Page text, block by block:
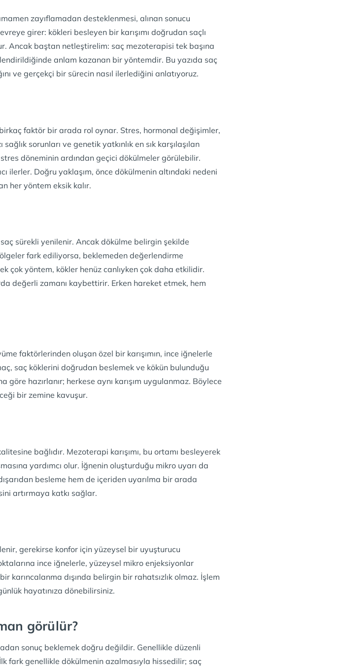
Alfa Lipoik Asit
Nad
Fat Burning Cocktail
Myers Kokteyl
zayıflamadan desteklenmesi, alınan sonucu
girer: kökleri besleyen bir karışımı doğrudan saçlı
Ancak baştan netleştirelim: saç mezoterapisi tek başına
anlam kazanan bir yöntemdir. Bu yazıda saç
ve gerçekçi bir sürecin nasıl ilerlediğini anlatıyoruz.
faktör bir arada rol oynar. Stres, hormonal değişimler,
sorunları ve genetik yatkınlık en sık karşılaşılan
döneminin ardından geçici dökülmeler görülebilir.
ilerler. Doğru yaklaşım, önce dökülmenin altındaki nedeni
her yöntem eksik kalır.
sürekli yenilenir. Ancak dökülme belirgin şekilde
fark ediliyorsa, beklemeden değerlendirme
çok yöntem, kökler henüz canlıyken çok daha etkilidir.
değerli zamanı kaybettirir. Erken hareket etmek, hem
faktörlerinden oluşan özel bir karışımın, ince iğnelerle
saç köklerini doğrudan beslemek ve kökün bulunduğu
göre hazırlanır; herkese aynı karışım uygulanmaz. Böylece
bir zemine kavuşur.
bağlıdır. Mezoterapi karışımı, bu ortamı besleyerek
yardımcı olur. İğnenin oluşturduğu mikro uyarı da
besleme hem de içeriden uyarılma bir arada
artırmaya katkı sağlar.
gerekirse konfor için yüzeysel bir uyuşturucu
ince iğnelerle, yüzeysel mikro enjeksiyonlar
dışında belirgin bir rahatsızlık olmaz. İşlem
hayatınıza dönebilirsiniz.
görülür?
sonuç beklemek doğru değildir. Genellikle düzenli
fark genellikle dökülmenin azalmasıyla hissedilir; saç